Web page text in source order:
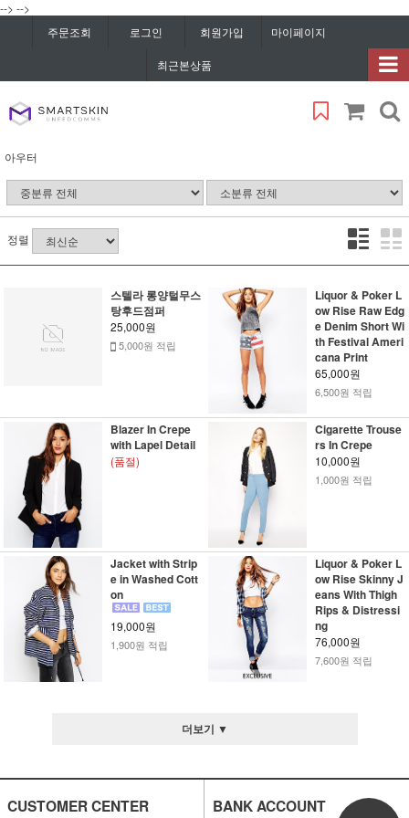
--> -->
주문조회
로그인 회원가입 마이페이지
최근본상품
아우터
정렬
스텔라 롱양털무스
탕후드점퍼
25,000원
5,000원 적립
Liquor & Poker L
ow Rise Raw Edg
e Denim Short Wi
th Festival Ameri
cana Print
65,000원
6,500원 적립
Blazer In Crepe
with Lapel Detail
(품절)
Cigarette Trouse
rs In Crepe
10,000원
1,000원 적립
Jacket with Strip
e in Washed Cott
on
19,000원
1,900원 적립
Liquor & Poker L
ow Rise Skinny J
eans With Thigh
Rips & Distressi
ng
76,000원
7,600원 적립
더보기 ▼
CUSTOMER CENTER BANK ACCOUNT